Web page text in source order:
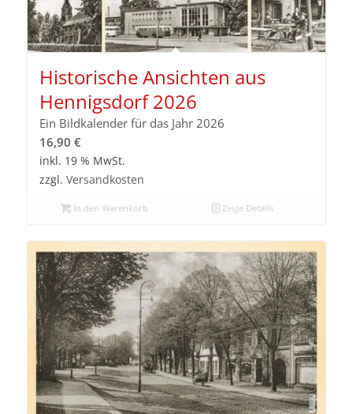
Historische Ansichten aus
Hennigsdorf 2026
Ein Bildkalender für das Jahr 2026
16,90 €
inkl. 19 % MwSt.
zzgl. Versandkosten
In den Warenkorb Zeige Details